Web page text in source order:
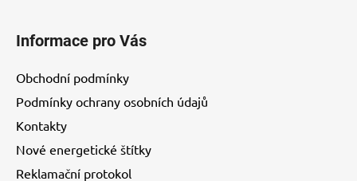
Informace pro Vás
Obchodní podmínky
Podmínky ochrany osobních údajů
Kontakty
Nové energetické štítky
Reklamační protokol